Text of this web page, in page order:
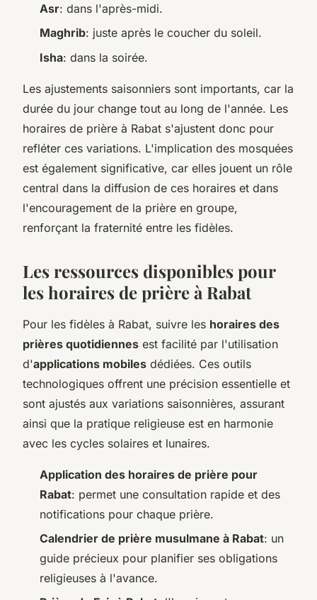
Asr: dans l'après-midi.
Maghrib: juste après le coucher du soleil.
Isha: dans la soirée.
Les ajustements saisonniers sont importants, car la
durée du jour change tout au long de l'année. Les
horaires de prière à Rabat s'ajustent donc pour
refléter ces variations. L'implication des mosquées
est également significative, car elles jouent un rôle
central dans la diffusion de ces horaires et dans
l'encouragement de la prière en groupe,
renforçant la fraternité entre les fidèles.
Les ressources disponibles pour
les horaires de prière à Rabat
Pour les fidèles à Rabat, suivre les horaires des
prières quotidiennes est facilité par l'utilisation
d'applications mobiles dédiées. Ces outils
technologiques offrent une précision essentielle et
sont ajustés aux variations saisonnières, assurant
ainsi que la pratique religieuse est en harmonie
avec les cycles solaires et lunaires.
Application des horaires de prière pour
Rabat: permet une consultation rapide et des
notifications pour chaque prière.
Calendrier de prière musulmane à Rabat: un
guide précieux pour planifier ses obligations
religieuses à l'avance.